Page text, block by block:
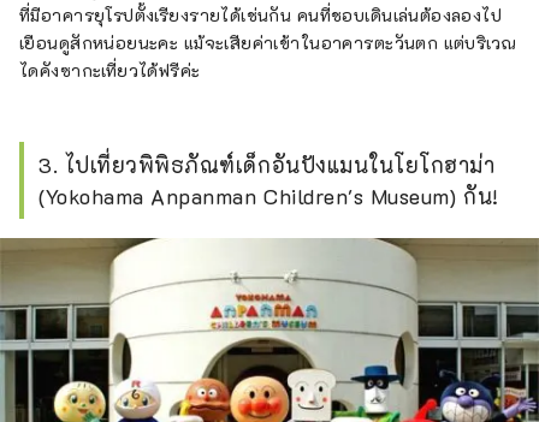
ที่มีอาคารยุโรปตั้งเรียงรายได้เช่นกัน คนที่ชอบเดินเล่นต้องลองไป
เยือนดูสักหน่อยนะคะ แม้จะเสียค่าเข้าในอาคารตะวันตก แต่บริเวณ
ไดคังซากะเที่ยวได้ฟรีค่ะ
3. ไปเที่ยวพิพิธภัณฑ์เด็กอันปังแมนในโยโกฮาม่า
(Yokohama Anpanman Children's Museum) กัน!